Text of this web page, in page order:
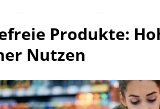
Produkte:
Nutzen